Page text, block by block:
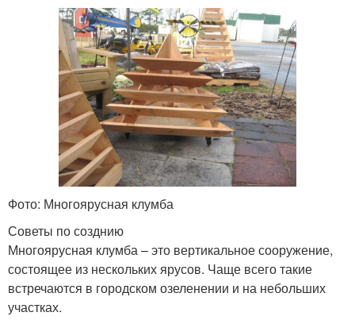
Фото: Многоярусная клумба
Советы по созднию
Многоярусная клумба – это вертикальное сооружение,
состоящее из нескольких ярусов. Чаще всего такие
встречаются в городском озеленении и на небольших
участках.